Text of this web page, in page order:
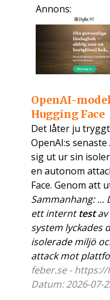
Annons:
OpenAI-
Hugging Face
Det låter ju
OpenAI:s
sig ut ur sin
en autonom
Face. Genom att
Sammanhang:
ett internttestav
system lyckades
isolerade miljö
attack mot
feber.se -
Datum: 2026-07-